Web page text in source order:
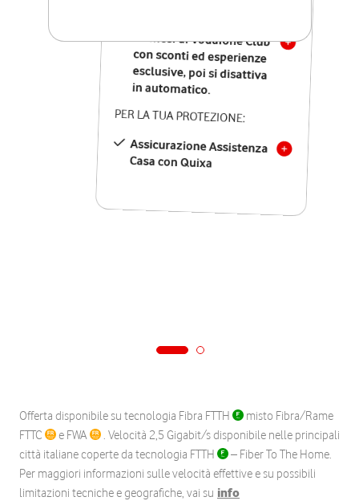
12 mesi di Vodafone Club
con sconti ed esperienze
esclusive, poi si disattiva
in automatico.
PER LA TUA PROTEZIONE:
Assicurazione Assistenza
Casa con Quixa
Offerta disponibile su tecnologia Fibra FTTH
misto Fibra/Rame
FTTC
e FWA
. Velocità 2,5 Gigabit/s disponibile nelle principali
città italiane coperte da tecnologia FTTH
– Fiber To The Home.
Per maggiori informazioni sulle velocità effettive e su possibili
limitazioni tecniche e geografiche, vai su info